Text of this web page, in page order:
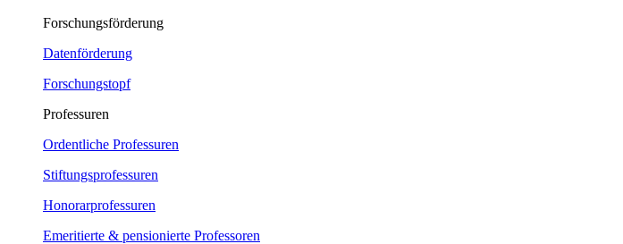
Forschungsförderung
Datenförderung
Forschungstopf
Professuren
Ordentliche Professuren
Stiftungsprofessuren
Honorarprofessuren
Emeritierte & pensionierte Professoren